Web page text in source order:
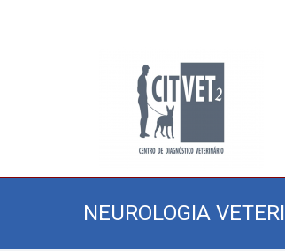
NEUROLOGIA